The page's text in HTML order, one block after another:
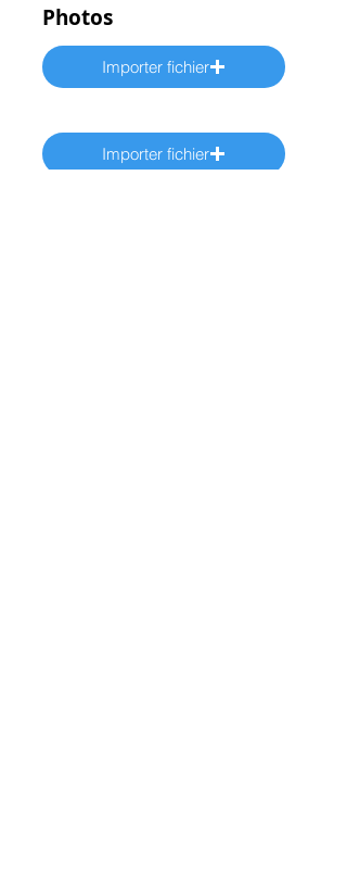
Photos
Importer fichier
Importer fichier